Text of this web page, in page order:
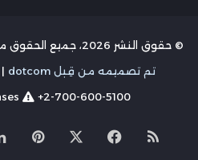
© حقوق النشر 2026، جميع الحقوق محفوظة |
تم تصميمه من قِبل dotcom
+2-700-600-5100
ملخصفيسبوك